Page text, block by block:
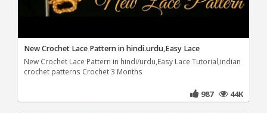
New Crochet Lace Pattern in hindi.urdu,Easy Lace
New Crochet Lace Pattern in hindi/urdu,Easy Lace Tutorial,indian
crochet patterns Crochet 3 Months
987 44K